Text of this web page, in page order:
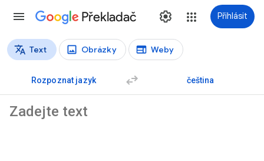
Překladač Přihlásit
Typy překladů
Text Obrázky Weby
Rozpoznat jazyk čeština